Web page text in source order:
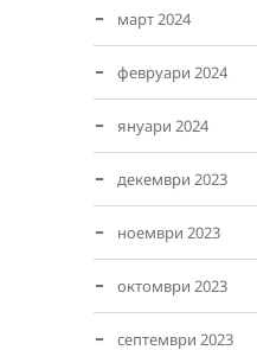
март 2024
февруари 2024
януари 2024
декември 2023
ноември 2023
октомври 2023
септември 2023